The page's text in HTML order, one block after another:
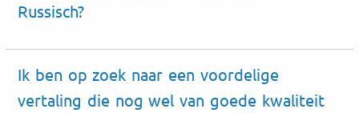
Russisch?
Ik ben op zoek naar een voordelige
vertaling die nog wel van goede kwaliteit